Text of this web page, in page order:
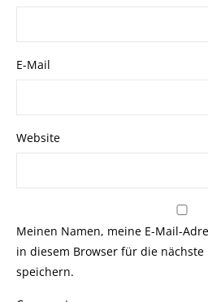
E-Mail
Website
Meinen Namen, meine E-Mail-
in diesem Browser für die
speichern.